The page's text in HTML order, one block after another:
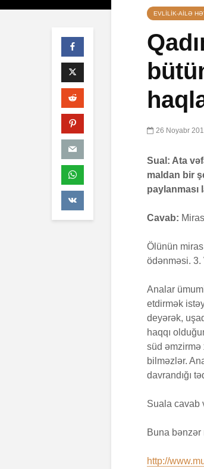
EVLILIK-AILƏ
26 Noyabr
Sual: Ata
maldan bir
paylanması
Cavab:
Ölünün
ödənməsi. 3.
Analar
etdirmək
deyərək,
haqqı
süd əmzirmə
bilməzlər.
davrandığı
Suala cavab
Buna bənzər
http://